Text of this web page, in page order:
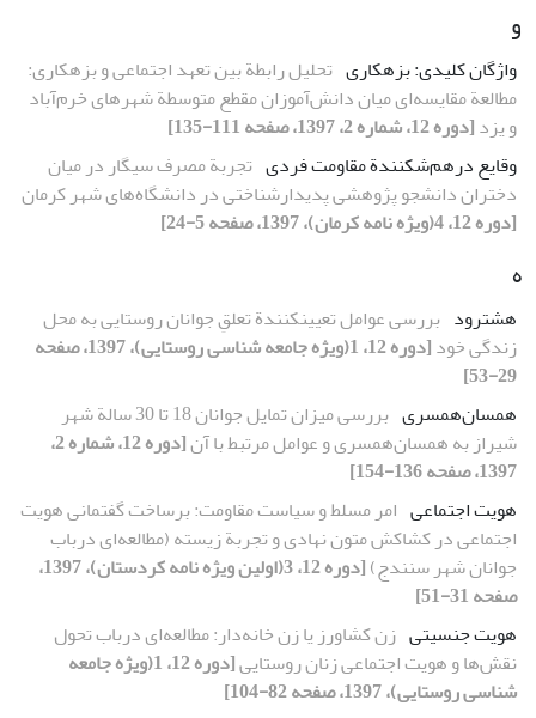
و
واژگان کلیدی: بزهکاری تحلیل رابطة بین تعهد اجتماعی و بزهکاری:
مطالعة مقایسه‌ای میان دانش‌آموزان مقطع متوسطة شهرهای خرم‌آباد
و یزد[دوره 12، شماره 2، 1397، صفحه 111-135]
وقایع درهم‌شکنندة مقاومت فردی تجربة مصرف سیگار در میان
دختران دانشجو پژوهشی پدیدارشناختی در دانشگاه‌های شهر کرمان
[دوره 12، 4(ویژه نامه کرمان)، 1397، صفحه 5-24]
ه
هشترود بررسی عوامل تعیینکنندة تعلقِ جوانان روستایی به محل
زندگی خود
[دوره 12، 1(ویژه جامعه شناسی روستایی)، 1397، صفحه
29-53]
همسان‌همسری
بررسی میزان تمایل جوانان 18 تا 30 سالة شهر
شیراز به همسان‌همسری و عوامل مرتبط با آن
[دوره 12، شماره 2،
1397، صفحه 136-154]
هویت اجتماعی امر مسلط و سیاست مقاومت: برساخت گفتمانی هویت
اجتماعی در کشاکش متون نهادی و تجربة زیسته‌ (مطالعه‌ای درباب
جوانان شهر سنندج)
[دوره 12، 3(اولین ویژه نامه کردستان)، 1397،
صفحه 31-51]
هویت جنسیتی زن کشاورز یا زن خانه‌دار: مطالعه‌ای درباب تحول
نقش‌ها و هویت اجتماعی زنان روستایی
[دوره 12، 1(ویژه جامعه
شناسی روستایی)، 1397، صفحه 82-104]